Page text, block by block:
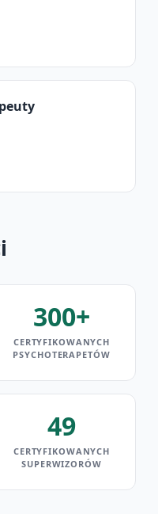
300+
CERTYFIKOWANYCH
PSYCHOTERAPETÓW
49
CERTYFIKOWANYCH
SUPERWIZORÓW